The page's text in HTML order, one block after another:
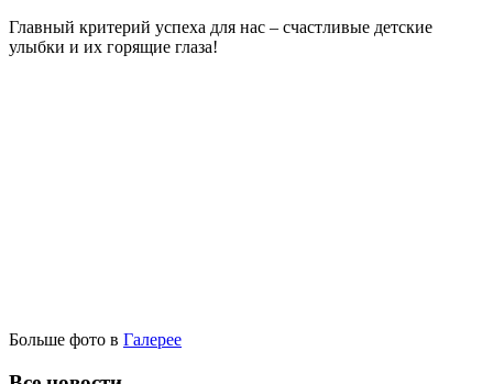
Главный критерий успеха для нас – счастливые детские
улыбки и их горящие глаза!
Больше фото в Галерее